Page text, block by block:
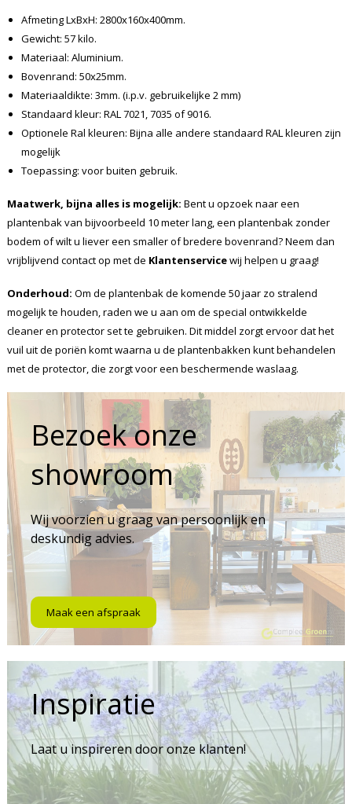
Afmeting LxBxH: 2800x160x400mm.
Gewicht: 57 kilo.
Materiaal: Aluminium.
Bovenrand: 50x25mm.
Materiaaldikte: 3mm. (i.p.v. gebruikelijke 2 mm)
Standaard kleur: RAL 7021, 7035 of 9016.
Optionele Ral kleuren: Bijna alle andere standaard RAL kleuren zijn
mogelijk
Toepassing: voor buiten gebruik.
Maatwerk, bijna alles is mogelijk: Bent u opzoek naar een
plantenbak van bijvoorbeeld 10 meter lang, een plantenbak zonder
bodem of wilt u liever een smaller of bredere bovenrand? Neem dan
vrijblijvend contact op met de Klantenservicewij helpen u graag!
Onderhoud: Om de plantenbak de komende 50 jaar zo stralend
mogelijk te houden, raden we u aan om de special ontwikkelde
cleaner en protector set te gebruiken. Dit middel zorgt ervoor dat het
vuil uit de poriën komt waarna u de plantenbakken kunt behandelen
met de protector, die zorgt voor een beschermende waslaag.
Bezoek onze
showroom
Wij voorzien u graag van persoonlijk en
deskundig advies.
Maak een afspraak
Inspiratie
Laat u inspireren door onze klanten!